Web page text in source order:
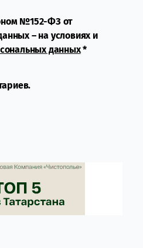
№152-ФЗ от
– на условиях и
данных*